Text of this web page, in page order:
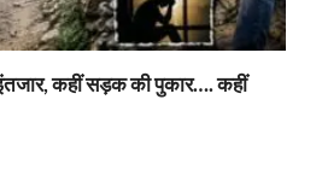
कहीं सड़क की पुकार…. कहीं